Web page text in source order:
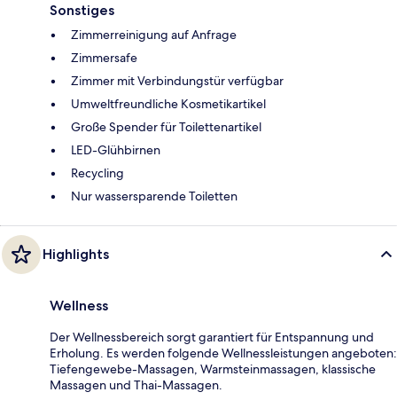
Sonstiges
Zimmerreinigung auf Anfrage
Zimmersafe
Zimmer mit Verbindungstür verfügbar
Umweltfreundliche Kosmetikartikel
Große Spender für Toilettenartikel
LED-Glühbirnen
Recycling
Nur wassersparende Toiletten
Highlights
Wellness
Der Wellnessbereich sorgt garantiert für Entspannung und
Erholung. Es werden folgende Wellnessleistungen angeboten:
Tiefengewebe-Massagen, Warmsteinmassagen, klassische
Massagen und Thai-Massagen.